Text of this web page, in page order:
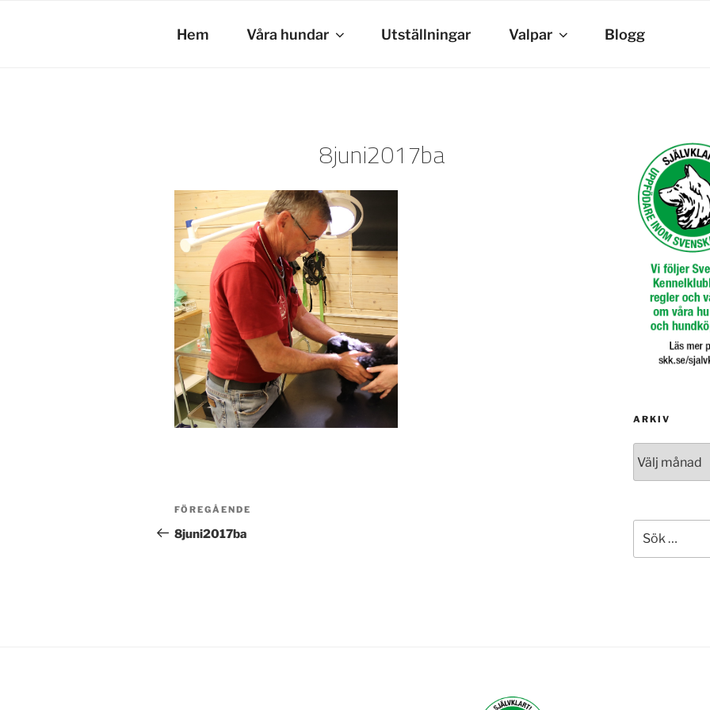
Hem Våra hundar Utställningar Valpar Blogg
8juni2017ba
Inläggsnavigering
Föregående
inlägg
FÖREGÅENDE
8juni2017ba
ARKIV
efter: